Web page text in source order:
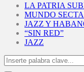
LA PATRIA
MUNDO
JAZZ Y
“SIN RED”
JAZZ
Search
for: